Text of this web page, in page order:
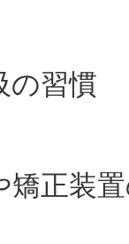
の習慣
矯正装